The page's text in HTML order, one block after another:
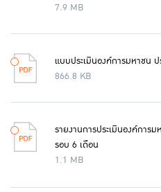
7.9 MB
แบบประเมินองค์การมหาชน
866.8 KB
รายงานการประเมินองค์การ
รอบ 6 เดือน
1.1 MB